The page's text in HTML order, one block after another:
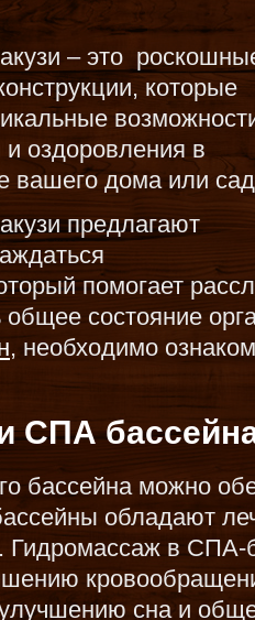
– это
которые
оздоровления в
вашего дома или
предлагают
помогает
общее состояние
, необходимо
СПА
бассейна можно
обладают
Гидромассаж в СПА-
сна и